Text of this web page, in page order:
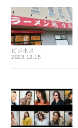
ビジネス
2023.12.15